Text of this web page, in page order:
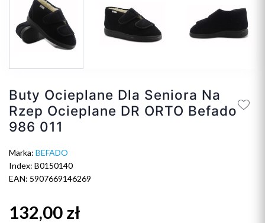
Buty Ocieplane Dla Seniora Na
Rzep Ocieplane DR ORTO Befado
986 011
Marka: BEFADO
Index: B0150140
EAN: 5907669146269
132,00 zł